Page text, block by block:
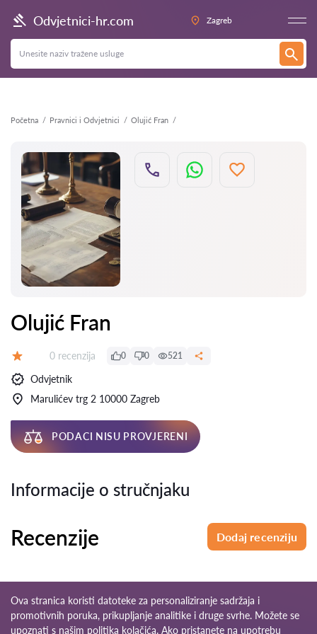
Odvjetnici-hr.com Zagreb
Početna Pravnici i Odvjetnici Olujić Fran
Natrag
Olujić Fran
Recenzija:
0 recenzija 0 0 521
Odvjetnik
Marulićev trg 2 10000 Zagreb
PODACI NISU PROVJERENI
Informacije o stručnjaku
Recenzije Dodaj recenziju
Ova stranica koristi datoteke za personaliziranje sadržaja i
promotivnih poruka, prikupljanje analitike i druge svrhe. Možete se
upoznati s našim politika kolačića. Ako pristanete na upotrebu